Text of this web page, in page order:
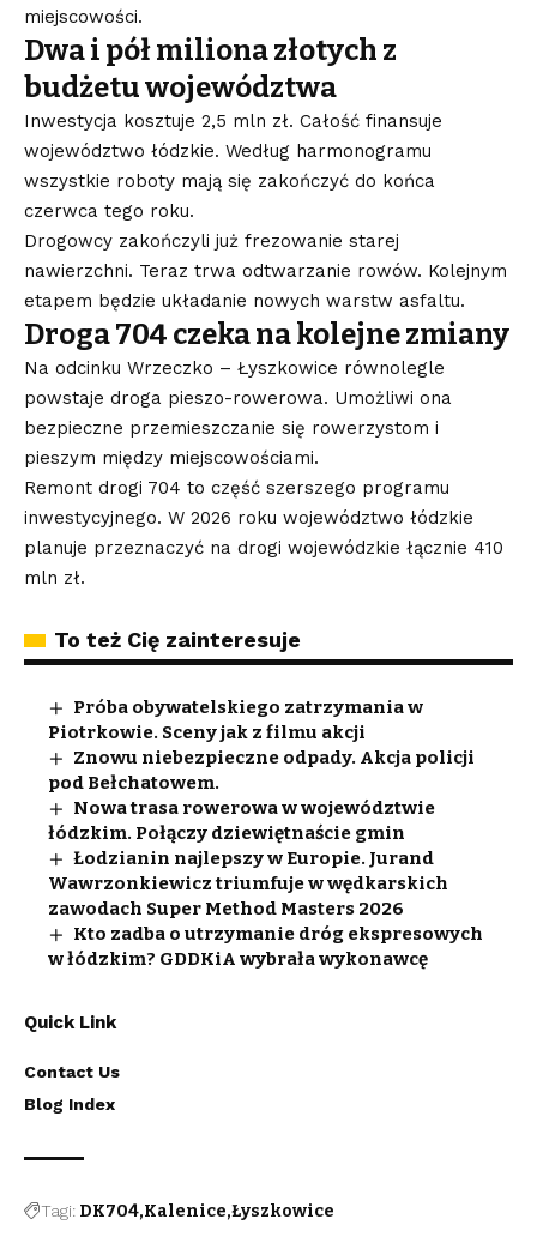
miejscowości.
Dwa i pół miliona złotych z
budżetu województwa
Inwestycja kosztuje 2,5 mln zł. Całość finansuje
województwo łódzkie. Według harmonogramu
wszystkie roboty mają się zakończyć do końca
czerwca tego roku.
Drogowcy zakończyli już frezowanie starej
nawierzchni. Teraz trwa odtwarzanie rowów. Kolejnym
etapem będzie układanie nowych warstw asfaltu.
Droga 704 czeka na kolejne zmiany
Na odcinku Wrzeczko – Łyszkowice równolegle
powstaje droga pieszo-rowerowa. Umożliwi ona
bezpieczne przemieszczanie się rowerzystom i
pieszym między miejscowościami.
Remont drogi 704 to część szerszego programu
inwestycyjnego. W 2026 roku województwo łódzkie
planuje przeznaczyć na drogi wojewódzkie łącznie 410
mln zł.
To też Cię zainteresuje
Próba obywatelskiego zatrzymania w
Piotrkowie. Sceny jak z filmu akcji
Znowu niebezpieczne odpady. Akcja policji
pod Bełchatowem.
Nowa trasa rowerowa w województwie
łódzkim. Połączy dziewiętnaście gmin
Łodzianin najlepszy w Europie. Jurand
Wawrzonkiewicz triumfuje w wędkarskich
zawodach Super Method Masters 2026
Kto zadba o utrzymanie dróg ekspresowych
w łódzkim? GDDKiA wybrała wykonawcę
Quick Link
Contact Us
Blog Index
Tagi: DK704 Kalenice Łyszkowice